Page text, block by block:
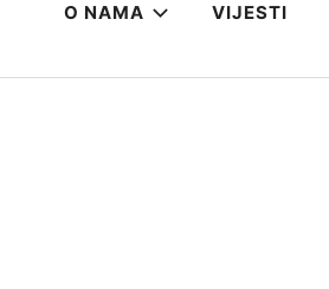
O NAMA VIJESTI